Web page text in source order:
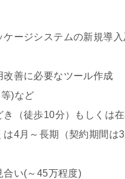
ージシステムの新規導入
要なツール作成
)など
（徒歩10分）もしくは
4月～長期（契約期間は
い(～45万程度)